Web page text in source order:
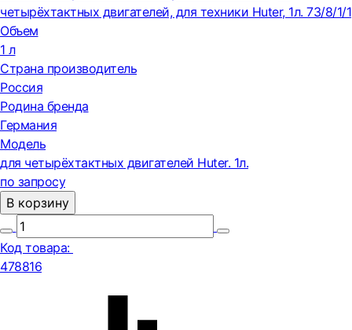
четырёхтактных двигателей, для техники Huter, 1л. 73/8/1/1
Объем
1 л
Страна производитель
Россия
Родина бренда
Германия
Модель
для четырёхтактных двигателей Huter. 1л.
по запросу
В корзину
Код товара:
478816